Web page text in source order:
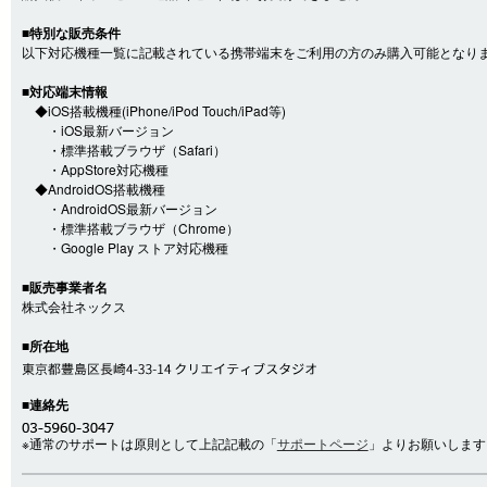
■特別な販売条件
以下対応機種一覧に記載されている携帯端末をご利用の方のみ購入可能となり
■対応端末情報
◆iOS搭載機種(iPhone/iPod Touch/iPad等)
・iOS最新バージョン
・標準搭載ブラウザ（Safari）
・AppStore対応機種
◆AndroidOS搭載機種
・AndroidOS最新バージョン
・標準搭載ブラウザ（Chrome）
・Google Play ストア対応機種
■販売事業者名
株式会社ネックス
■所在地
■連絡先
※通常のサポートは原則として上記記載の「サポートページ 」よりお願いします